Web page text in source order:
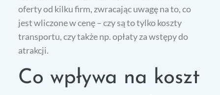
oferty od kilku firm, zwracając uwagę na to, co
jest wliczone w cenę – czy są to tylko koszty
transportu, czy także np. opłaty za wstępy do
atrakcji.
Co wpływa na koszt